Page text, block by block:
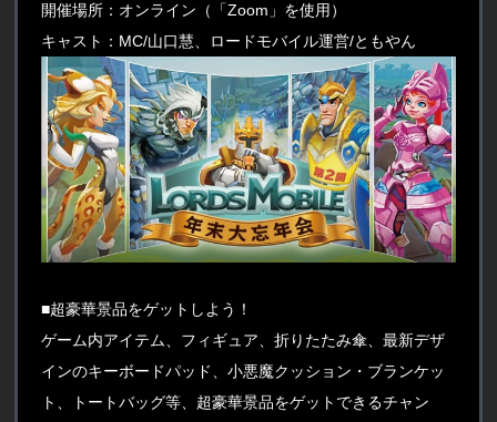
開催場所：オンライン（「Zoom」を使用）
キャスト：MC/山口慧、ロードモバイル運営/ともやん
■超豪華景品をゲットしよう！
ゲーム内アイテム、フィギュア、折りたたみ傘、最新デザ
インのキーボードパッド、小悪魔クッション・ブランケッ
ト、トートバッグ等、超豪華景品をゲットできるチャン